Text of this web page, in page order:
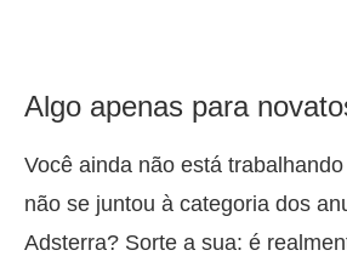
Algo apenas para
Você ainda não está
não se juntou à categoria dos
Adsterra? Sorte a sua: é